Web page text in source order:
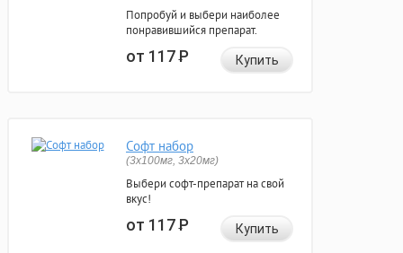
Попробуй и выбери наиболее
понравившийся препарат.
от 117Р Купить
Софт набор
(3x100мг, 3x20мг)
Выбери софт-препарат на свой
вкус!
от 117Р Купить